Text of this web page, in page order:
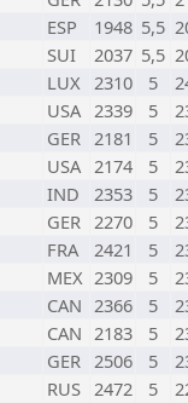
ESP 1948 5,5
SUI 2037 5,5
LUX 2310 5
USA 2339 5
GER 2181 5
USA 2174 5
IND 2353 5
GER 2270 5
FRA 2421 5
MEX 2309 5
CAN 2366 5
CAN 2183 5
GER 2506 5
RUS 2472 5